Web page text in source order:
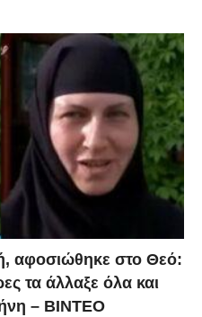
αφοσιώθηκε στο Θεό:
τα άλλαξε όλα και
– ΒΙΝΤΕΟ